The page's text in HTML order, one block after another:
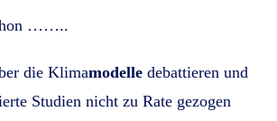
……..
die Klimamodelle debattieren und
Studien nicht zu Rate gezogen